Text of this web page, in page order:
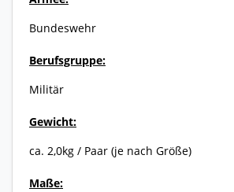
Bundeswehr
Berufsgruppe:
Militär
Gewicht:
ca. 2,0kg / Paar (je nach Größe)
Maße: